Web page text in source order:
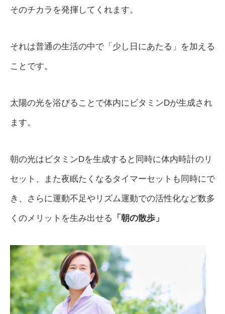
そのチカラを発揮してくれます。
それは普通の生活の中で「少し日にあたる」を加える
ことです。
太陽の光を浴びることで体内にビタミンDが生成され
ます。
朝の光はビタミンDを生成すると同時に体内時計のリ
セット、また夜眠たくなるタイマーセットも同時にで
き、さらに運動不足やリズム運動での活性化など数多
くのメリットを生み出せる 「朝の散歩」